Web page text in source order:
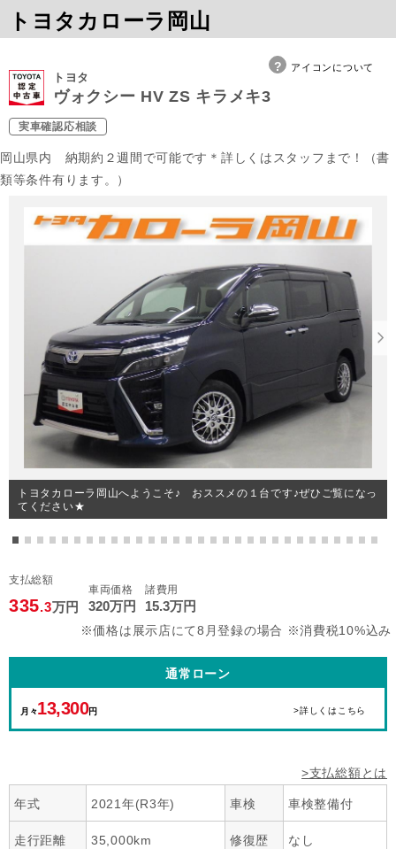
トヨタカローラ岡山
アイコンについて
トヨタ
ヴォクシー HV ZS キラメキ3
実車確認応相談
岡山県内 納期約２週間で可能です＊詳しくはスタッフまで！（書
類等条件有ります。）
トヨタカローラ岡山へようこそ♪ おススメの１台です♪ぜひご覧になっ
てください★
支払総額
335.3万円
車両価格
320万円
諸費用
15.3万円
※価格は展示店にて8月登録の場合 ※消費税10%込み
通常ローン
月々13,300円 >詳しくはこちら
>支払総額とは
年式 2021年(R3年) 車検 車検整備付
走行距離 35,000km 修復歴 なし